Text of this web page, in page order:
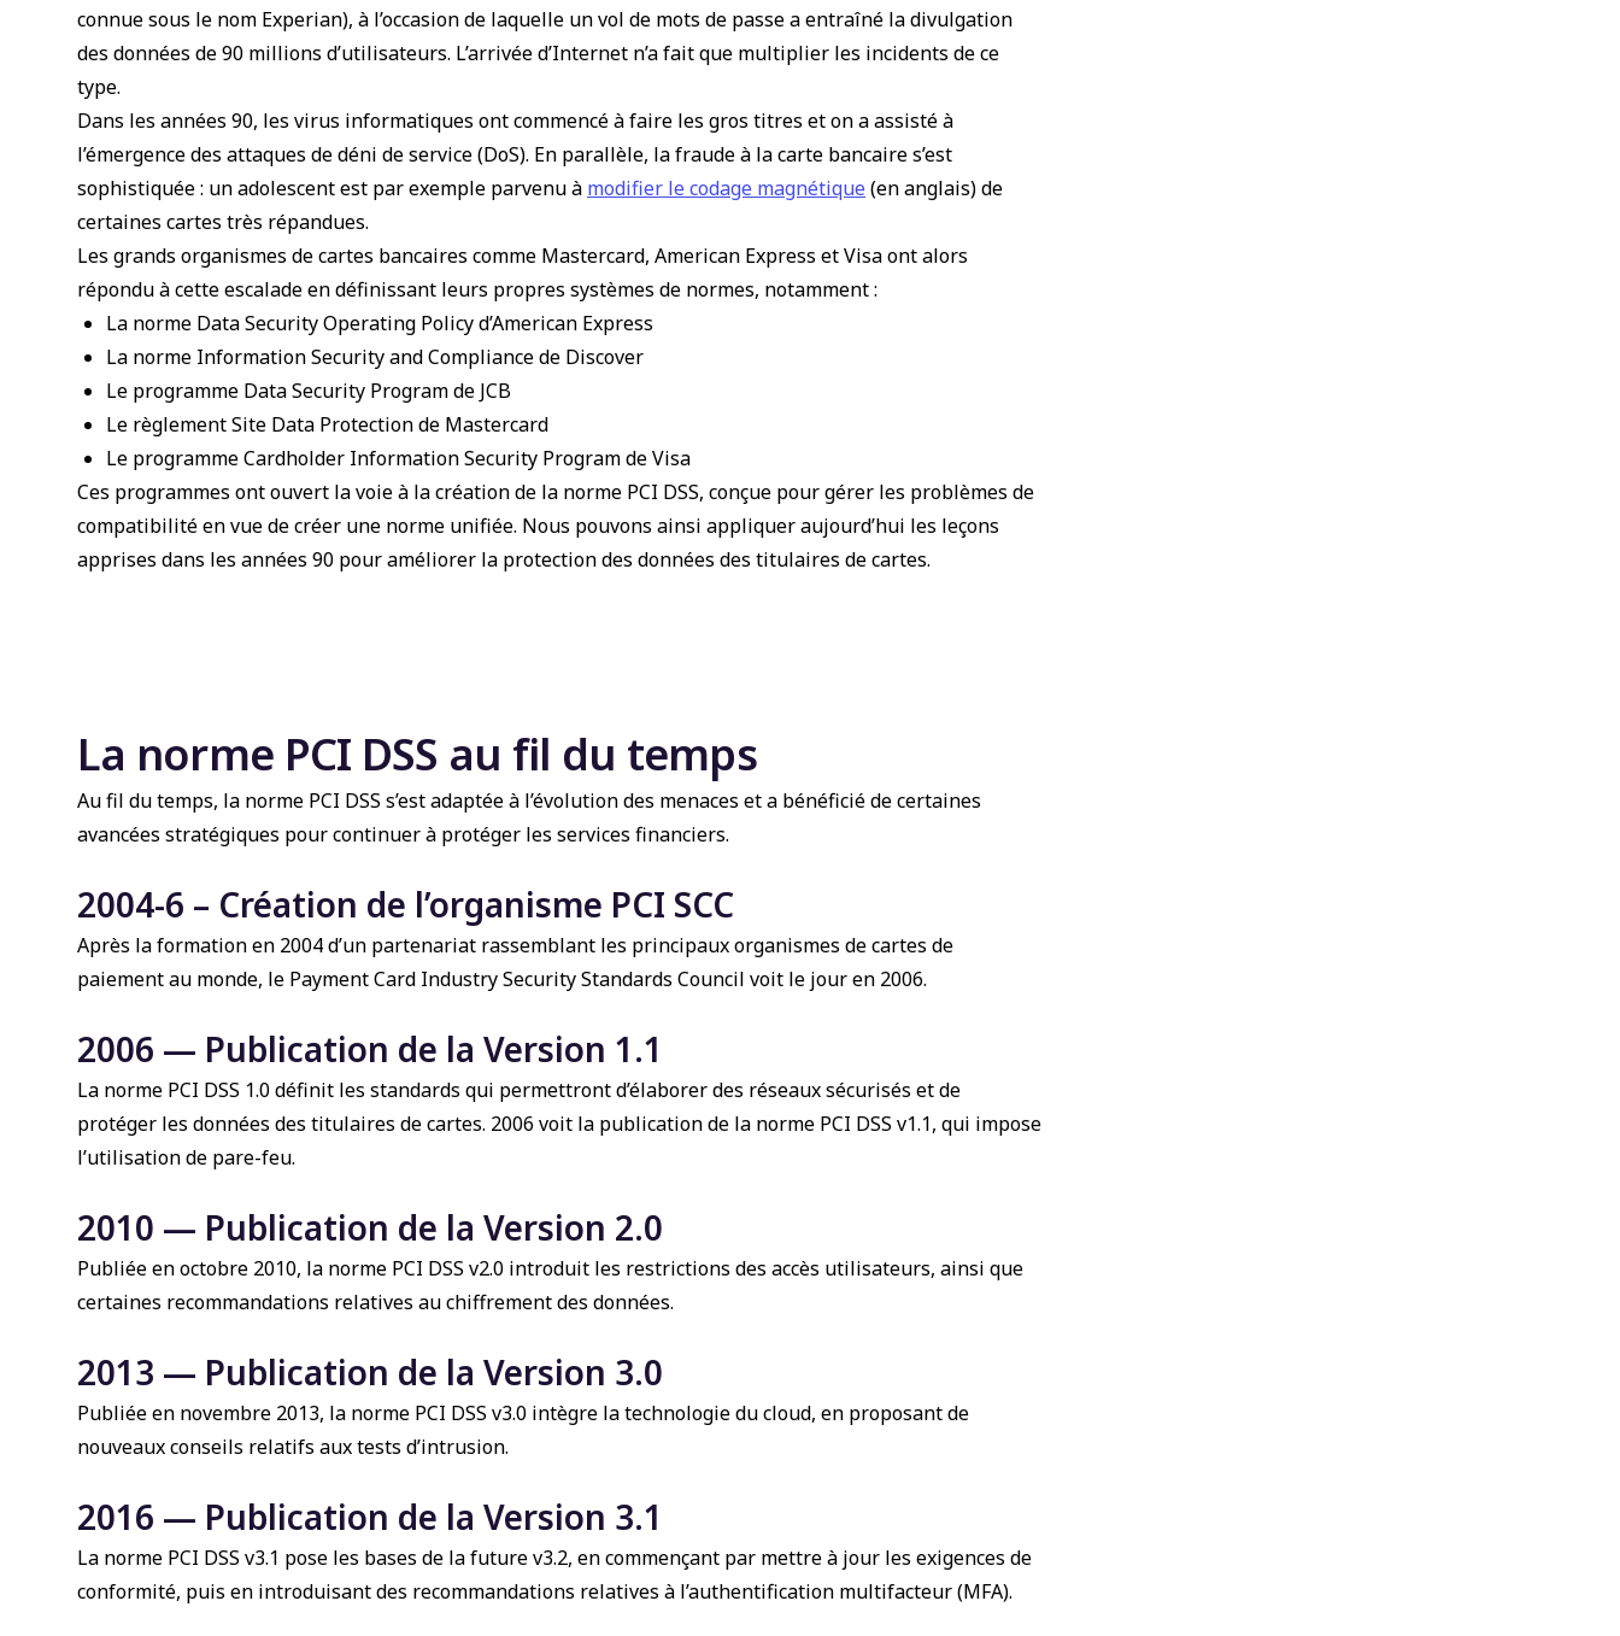
connue sous le nom Experian), à l’occasion de laquelle un vol de mots de passe a entraîné la divulgation
des données de 90 millions d’utilisateurs. L’arrivée d’Internet n’a fait que multiplier les incidents de ce
type.
Dans les années 90, les virus informatiques ont commencé à faire les gros titres et on a assisté à
l’émergence des attaques de déni de service (DoS). En parallèle, la fraude à la carte bancaire s’est
sophistiquée : un adolescent est par exemple parvenu à modifier le codage magnétique (en anglais) de
certaines cartes très répandues.
Les grands organismes de cartes bancaires comme Mastercard, American Express et Visa ont alors
répondu à cette escalade en définissant leurs propres systèmes de normes, notamment :
La norme Data Security Operating Policy d’American Express
La norme Information Security and Compliance de Discover
Le programme Data Security Program de JCB
Le règlement Site Data Protection de Mastercard
Le programme Cardholder Information Security Program de Visa
Ces programmes ont ouvert la voie à la création de la norme PCI DSS, conçue pour gérer les problèmes de
compatibilité en vue de créer une norme unifiée. Nous pouvons ainsi appliquer aujourd’hui les leçons
apprises dans les années 90 pour améliorer la protection des données des titulaires de cartes.
La norme PCI DSS au fil du temps
Au fil du temps, la norme PCI DSS s’est adaptée à l’évolution des menaces et a bénéficié de certaines
avancées stratégiques pour continuer à protéger les services financiers.
2004-6 – Création de l’organisme PCI SCC
Après la formation en 2004 d’un partenariat rassemblant les principaux organismes de cartes de
paiement au monde, le Payment Card Industry Security Standards Council voit le jour en 2006.
2006 — Publication de la Version 1.1
La norme PCI DSS 1.0 définit les standards qui permettront d’élaborer des réseaux sécurisés et de
protéger les données des titulaires de cartes. 2006 voit la publication de la norme PCI DSS v1.1, qui impose
l’utilisation de pare-feu.
2010 — Publication de la Version 2.0
Publiée en octobre 2010, la norme PCI DSS v2.0 introduit les restrictions des accès utilisateurs, ainsi que
certaines recommandations relatives au chiffrement des données.
2013 — Publication de la Version 3.0
Publiée en novembre 2013, la norme PCI DSS v3.0 intègre la technologie du cloud, en proposant de
nouveaux conseils relatifs aux tests d’intrusion.
2016 — Publication de la Version 3.1
La norme PCI DSS v3.1 pose les bases de la future v3.2, en commençant par mettre à jour les exigences de
conformité, puis en introduisant des recommandations relatives à l’authentification multifacteur (MFA).